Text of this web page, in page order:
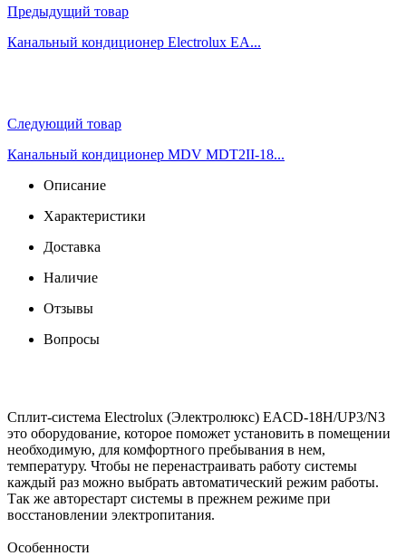
Предыдущий товар
Канальный кондиционер Electrolux EA...
Следующий товар
Канальный кондиционер MDV MDT2II-18...
Описание
Характеристики
Доставка
Наличие
Отзывы
Вопросы
Сплит-система Electrolux (Электролюкс) EACD-18H/UP3/N3
это оборудование, которое поможет установить в помещении
необходимую, для комфортного пребывания в нем,
температуру. Чтобы не перенастраивать работу системы
каждый раз можно выбрать автоматический режим работы.
Так же авторестарт системы в прежнем режиме при
восстановлении электропитания.
Особенности